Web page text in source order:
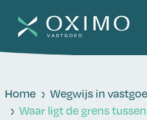
Home
Wegwijs in
Waar ligt de grens